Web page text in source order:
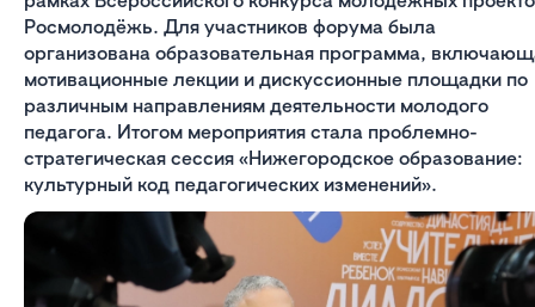
Росмолодёжь. Для участников форума была
организована образовательная программа,
мотивационные лекции и дискуссионные площадки по
различным направлениям деятельности молодого
педагога. Итогом мероприятия стала проблемно-
стратегическая сессия «Нижегородское образование:
культурный код педагогических изменений».